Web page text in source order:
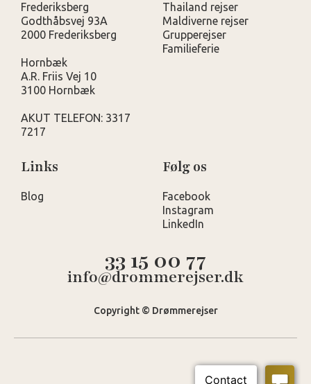
Frederiksberg
Godthåbsvej 93A
2000 Frederiksberg
Hornbæk
A.R. Friis Vej 10
3100 Hornbæk
AKUT TELEFON: 3317
7217
Thailand rejser
Maldiverne rejser
Grupperejser
Familieferie
Links
Blog
Følg os
Facebook
Instagram
LinkedIn
33 15 00 77
info@drommerejser.dk
Copyright © Drømmerejser